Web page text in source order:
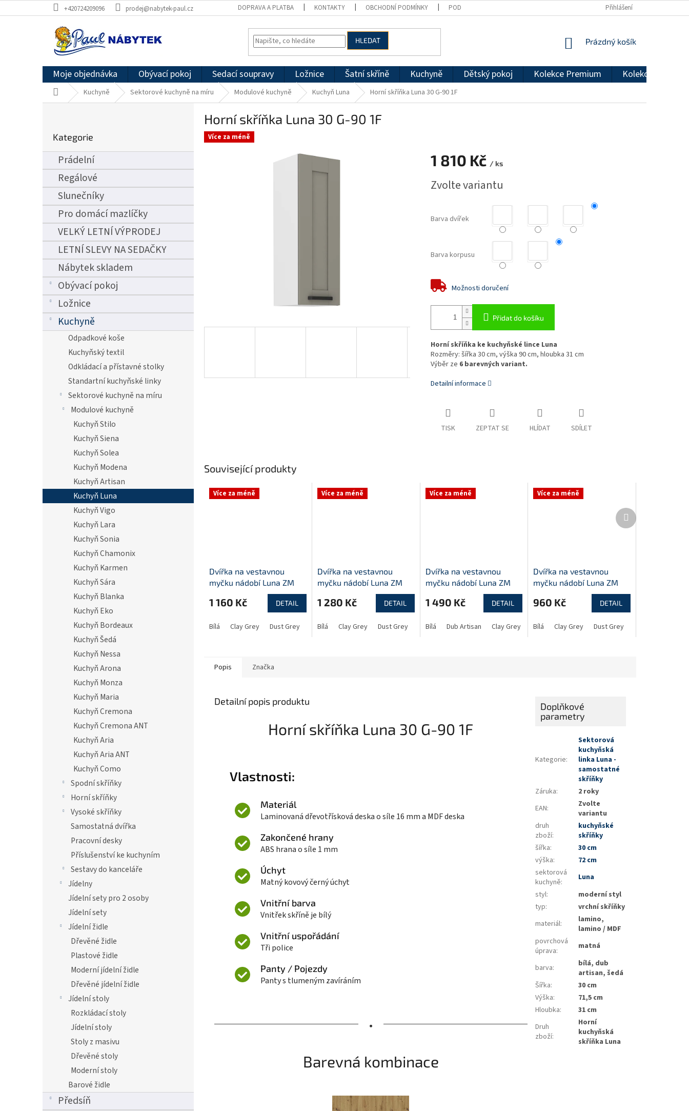
na
+420724209096 prodej@nabytek-paul.cz DOPRAVA A PLATBA KONTAKTY OBCHODNÍ PODMÍNKY PODMÍNKY OCHRANY OSOBNÍCH ÚDAJŮ REKLAMAČNÍ ŘÁD
Přihlášení
HLEDAT
NÁKUPNÍ
Prázdný košík
Moje objednávka Obývací pokoj Sedací soupravy Ložnice Šatní skříně Kuchyně Dětský pokoj Kolekce Premium Kolekce
Domů Kuchyně Sektorové kuchyně na míru Modulové kuchyně Kuchyň Luna Horní skříňka Luna 30 G-90 1F
r
n
p
a
e
kategorie
Kategorie
Prádelní
Regálové
Slunečníky
Pro domácí mazlíčky
VELKÝ LETNÍ VÝPRODEJ
LETNÍ SLEVY NA SEDAČKY
Nábytek skladem
Obývací pokoj
Ložnice
Kuchyně
Odpadkové koše
Kuchyňský textil
Odkládací a přístavné stolky
Standartní kuchyňské linky
Sektorové kuchyně na míru
Modulové kuchyně
Kuchyň Stilo
Kuchyň Siena
Kuchyň Solea
Kuchyň Modena
Kuchyň Artisan
Kuchyň Luna
Kuchyň Vigo
Kuchyň Lara
Kuchyň Sonia
Kuchyň Chamonix
Kuchyň Karmen
Kuchyň Sára
Kuchyň Blanka
Kuchyň Eko
Kuchyň Bordeaux
Kuchyň Šedá
Kuchyň Nessa
Kuchyň Arona
Kuchyň Monza
Kuchyň Maria
Kuchyň Cremona
Kuchyň Cremona ANT
Kuchyň Aria
Kuchyň Aria ANT
Kuchyň Como
Spodní skříňky
Horní skříňky
Vysoké skříňky
Samostatná dvířka
Pracovní desky
Příslušenství ke kuchyním
Sestavy do kanceláře
Jídelny
Jídelní sety pro 2 osoby
Jídelní sety
Jídelní židle
Dřevěné židle
Plastové židle
Moderní jídelní židle
Dřevěné jídelní židle
Jídelní stoly
Rozkládací stoly
Jídelní stoly
Stoly z masivu
Dřevěné stoly
Moderní stoly
Barové židle
Předsíň
Horní skříňka Luna 30 G-90 1F
Více za méně
1 810 Kč / ks
cena:
Zvolte variantu
Barva dvířek
Barva korpusu
Možnosti doručení
Přidat do košíku
Horní skříňka ke kuchyňské lince Luna
Rozměry: šířka 30 cm, výška 90 cm, hloubka 31 cm
Výběr ze 6 barevných variant.
Detailní informace
TISK ZEPTAT SE HLÍDAT SDÍLET
Související produkty
Více za méně
Dvířka na vestavnou
myčku nádobí Luna ZM
1 160 Kč DETAIL
Bílá Clay Grey Dust Grey
Více za méně
Dvířka na vestavnou
myčku nádobí Luna ZM
1 280 Kč DETAIL
Bílá Clay Grey Dust Grey
Více za méně
Dvířka na vestavnou
myčku nádobí Luna ZM
1 490 Kč DETAIL
Bílá Dub Artisan Clay Grey Dust Grey
Více za méně
Dvířka na vestavnou
myčku nádobí Luna ZM
960 Kč DETAIL
Bílá Clay Grey Dust Grey
Další
produkt
Popis Značka
Detailní popis produktu
Horní skříňka Luna 30 G-90 1F
Vlastnosti:
Materiál
Laminovaná dřevotřísková deska o síle 16 mm a MDF deska
Zakončené hrany
ABS hrana o síle 1 mm
Úchyt
Matný kovový černý úchyt
Vnitřní barva
Vnitřek skříně je bílý
Vnitřní uspořádání
Tři police
Panty / Pojezdy
Panty s tlumeným zavíráním
•
Barevná kombinace
Doplňkové
parametry
Kategorie:
Sektorová
kuchyňská
linka Luna -
samostatné
skříňky
Záruka:
2 roky
EAN:
Zvolte
variantu
druh
zboží:
kuchyňské
skříňky
šířka:
30 cm
výška:
72 cm
sektorová
kuchyně:
Luna
styl:
moderní styl
typ:
vrchní skříňky
materiál:
lamino,
lamino / MDF
povrchová
úprava: matná
barva:
bílá, dub
artisan, šedá
Šířka:
30 cm
Výška:
71,5 cm
Hloubka:
31 cm
Druh
zboží:
Horní
kuchyňská
skříňka Luna